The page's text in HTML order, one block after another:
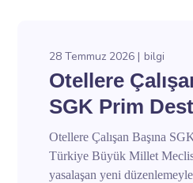
28 Temmuz 2026 bilgi
Otellere
SGK Prim
Otellere Çalışan Başına
Türkiye Büyük Millet
yasalaşan yeni